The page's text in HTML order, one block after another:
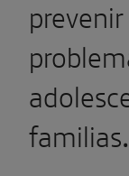
familias.